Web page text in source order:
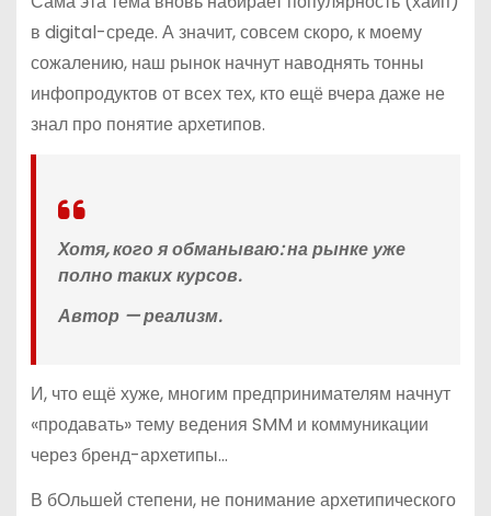
в digital-среде. А значит, совсем скоро, к моему
сожалению, наш рынок начнут наводнять тонны
инфопродуктов от всех тех, кто ещё вчера даже не
знал про понятие архетипов.
Хотя, кого я обманываю: на рынке уже
полно таких курсов.
Автор — реализм.
И, что ещё хуже, многим предпринимателям начнут
«продавать» тему ведения SMM и коммуникации
через бренд-архетипы…
В бОльшей степени, не понимание архетипического